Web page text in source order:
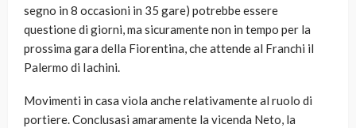
segno in 8 occasioni in 35 gare) potrebbe essere
questione di giorni, ma sicuramente non in tempo per la
prossima gara della Fiorentina, che attende al Franchi il
Palermo di Iachini.
Movimenti in casa viola anche relativamente al ruolo di
portiere. Conclusasi amaramente la vicenda Neto, la